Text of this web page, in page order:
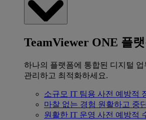
TeamViewer ONE 플
하나의 플랫폼에 통합된 디지털
관리하고 최적화하세요.
소규모 IT 팀용 사전 예방적
마찰 없는 경험 원활하고 중
원활한 IT 운영 사전 예방적